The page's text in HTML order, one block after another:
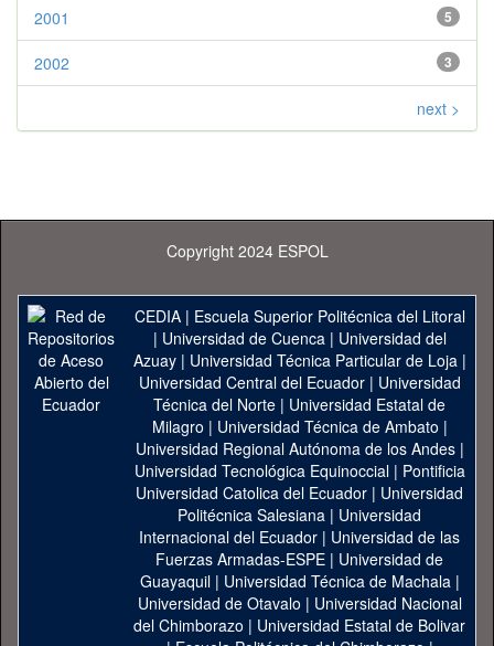
5
2001
3
2002
next >
Copyright 2024 ESPOL
CEDIA| Escuela Superior Politécnica del Litoral
| Universidad de Cuenca| Universidad del
Azuay| Universidad Técnica Particular de Loja|
Universidad Central del Ecuador| Universidad
Técnica del Norte | Universidad Estatal de
Milagro | Universidad Técnica de Ambato |
Universidad Regional Autónoma de los Andes|
Universidad Tecnológica Equinoccial| Pontificia
Universidad Catolica del Ecuador | Universidad
Politécnica Salesiana | Universidad
Internacional del Ecuador | Universidad de las
Fuerzas Armadas-ESPE | Universidad de
Guayaquil| Universidad Técnica de Machala|
Universidad de Otavalo | Universidad Nacional
del Chimborazo | Universidad Estatal de Bolivar